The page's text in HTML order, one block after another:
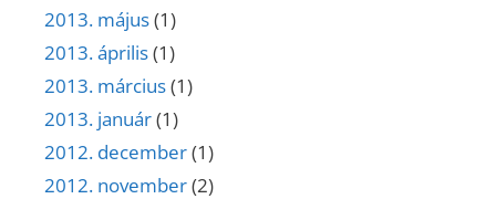
2013. május(1)
2013. április(1)
2013. március(1)
2013. január(1)
2012. december(1)
2012. november(2)